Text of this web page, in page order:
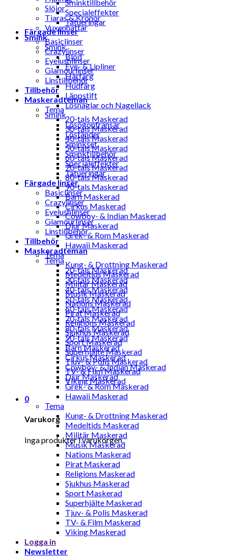
Sminktillbehör
Specialeffekter
Tatueringar
Färgade linser
Basiclinser
Crazylinser
Eyelushlinser
Glamourlinser
Linstillbehör
Tillbehör
Maskeradteman
Tema
20-tals Maskerad
30-tals Maskerad
40-tals Maskerad
50-tals Maskerad
60-tals Maskerad
70-tals Maskerad
80-tals Maskerad
90-tals Maskerad
Barn Maskerad
Cirkus Maskerad
Cowboy- & Indian Maskerad
Djur Maskerad
Grek- & Rom Maskerad
Hawaii Maskerad
Tema
Kung- & Drottning Maskerad
Medeltids Maskerad
Militär Maskerad
Musik Maskerad
Nations Maskerad
Pirat Maskerad
Religions Maskerad
Sjukhus Maskerad
Sport Maskerad
Superhjälte Maskerad
Tjuv- & Polis Maskerad
TV- & Film Maskerad
Viking Maskerad
0
Varukorg
Inga produkter i varukorgen.
Slöjor
Tiaras & Kronor
Vuxenhattar
Smink
Smink
Blod
Eye- & Lipliner
Hårfärg
Hudfärg
Läppstift
Lösnaglar och Nagellack
Smink
Lösögonfransar
Löständer
Sminkset
Sminktillbehör
Specialeffekter
Tatueringar
Färgade linser
Basiclinser
Crazylinser
Eyelushlinser
Glamourlinser
Linstillbehör
Tillbehör
Maskeradteman
Tema
20-tals Maskerad
30-tals Maskerad
40-tals Maskerad
50-tals Maskerad
60-tals Maskerad
70-tals Maskerad
80-tals Maskerad
90-tals Maskerad
Barn Maskerad
Cirkus Maskerad
Cowboy- & Indian Maskerad
Djur Maskerad
Grek- & Rom Maskerad
Hawaii Maskerad
Tema
Kung- & Drottning Maskerad
Medeltids Maskerad
Militär Maskerad
Musik Maskerad
Nations Maskerad
Pirat Maskerad
Religions Maskerad
Sjukhus Maskerad
Sport Maskerad
Superhjälte Maskerad
Tjuv- & Polis Maskerad
TV- & Film Maskerad
Viking Maskerad
Logga in
Newsletter